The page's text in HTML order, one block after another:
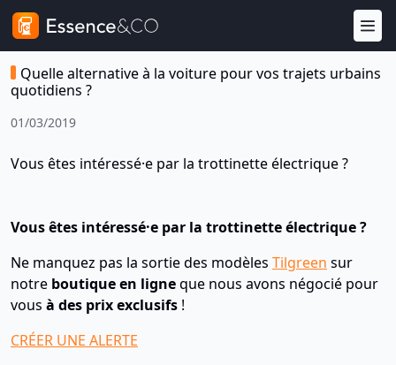
Quelle alternative à la voiture pour vos trajets urbains
quotidiens ?
01/03/2019
Vous êtes intéressé·e par la trottinette électrique ?
Vous êtes intéressé·e par la trottinette électrique ?
Ne manquez pas la sortie des modèles Tilgreen sur
notre boutique en ligneque nous avons négocié pour
vous à des prix exclusifs !
CRÉER UNE ALERTE